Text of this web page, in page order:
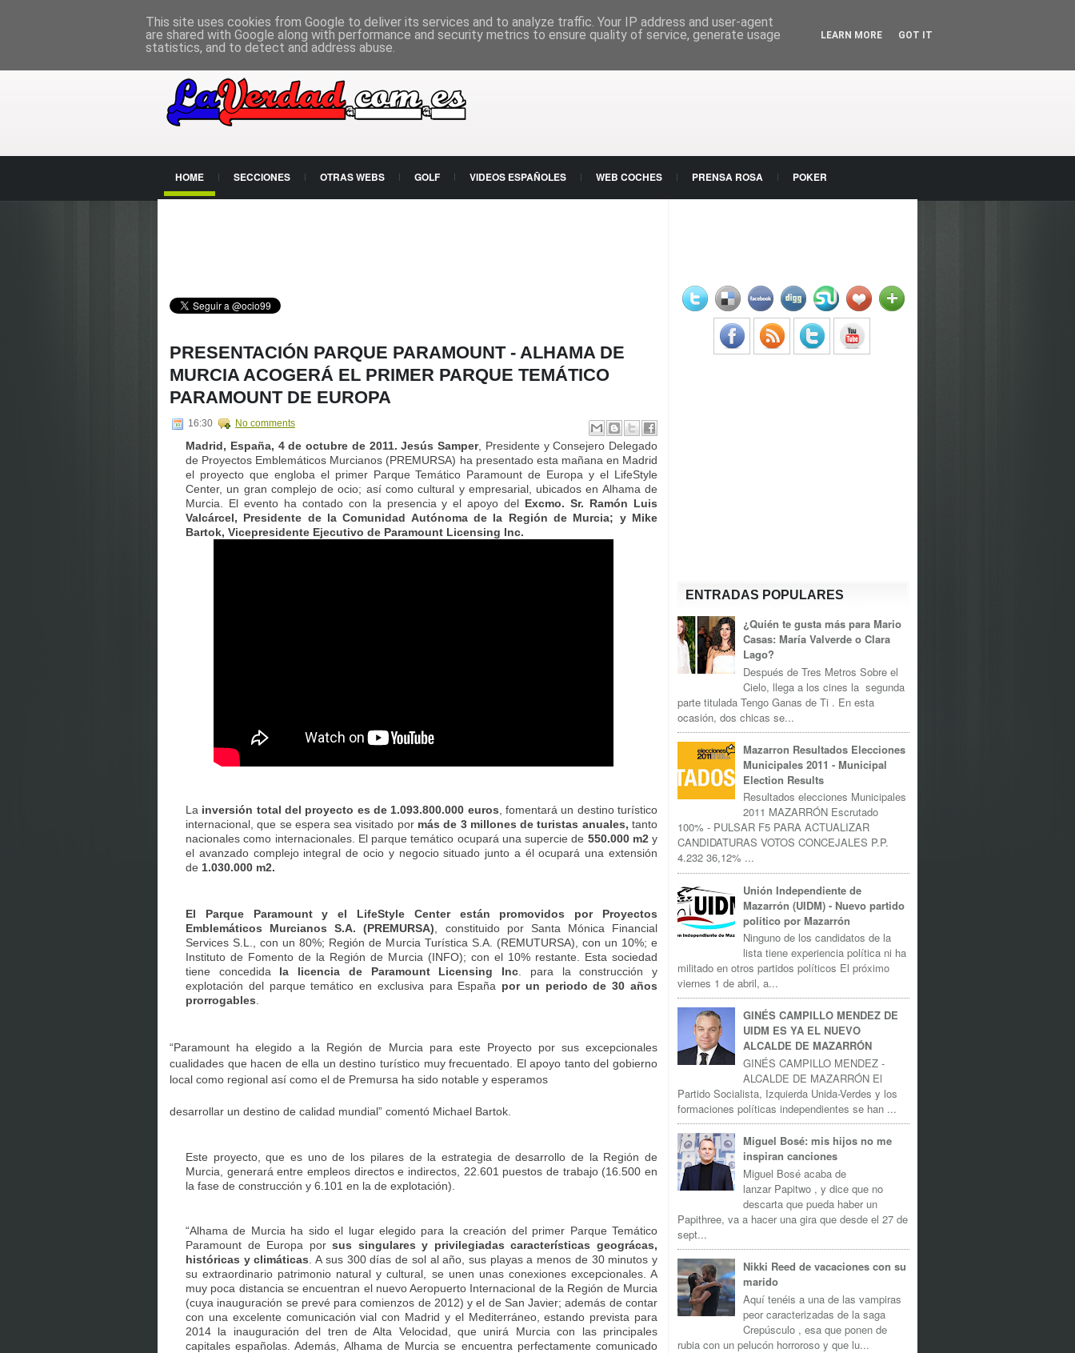
HOME SECCIONES OTRAS WEBS GOLF VIDEOS ESPAÑOLES WEB COCHES PRENSA ROSA POKER
PRESENTACIÓN PARQUE PARAMOUNT - ALHAMA DE
MURCIA ACOGERÁ EL PRIMER PARQUE TEMÁTICO
PARAMOUNT DE EUROPA
16:30 No comments
Madrid, España, 4 de octubre de 2011. Jesús Samper, Presidente y Consejero Delegado
de Proyectos Emblemáticos Murcianos (PREMURSA) ha presentado esta mañana en Madrid
el proyecto que engloba el primer Parque Temático Paramount de Europa y el LifeStyle
Center, un gran complejo de ocio; así como cultural y empresarial, ubicados en Alhama de
Murcia. El evento ha contado con la presencia y el apoyo del Excmo. Sr. Ramón Luis
Valcárcel, Presidente de la Comunidad Autónoma de la Región de Murcia; y Mike
Bartok, Vicepresidente Ejecutivo de Paramount Licensing Inc.
La inversión total del proyecto es de 1.093.800.000 euros , fomentará un destino turístico
internacional, que se espera sea visitado por más de 3 millones de turistas anuales, tanto
nacionales como internacionales. El parque temático ocupará una supercie de 550.000 m2y
el avanzado complejo integral de ocio y negocio situado junto a él ocupará una extensión
de 1.030.000 m2.
El Parque Paramount y el LifeStyle Center están promovidos por Proyectos
Emblemáticos Murcianos S.A. (PREMURSA) , constituido por Santa Mónica Financial
Services S.L., con un 80%; Región de Murcia Turística S.A. (REMUTURSA), con un 10%; e
Instituto de Fomento de la Región de Murcia (INFO); con el 10% restante. Esta sociedad
tiene concedida la licencia de Paramount Licensing Inc . para la construcción y
explotación del parque temático en exclusiva para España por un periodo de 30 años
prorrogables
“Paramount ha elegido a la Región de Murcia para este Proyecto por sus excepcionales
cualidades que hacen de ella un destino turístico muy frecuentado. El apoyo tanto del gobierno
local como regional así como el de Premursa ha sido notable y esperamos
desarrollar un destino de calidad mundial” comentó Michael Bartok.
Este proyecto, que es uno de los pilares de la estrategia de desarrollo de la Región de
Murcia, generará entre empleos directos e indirectos, 22.601 puestos de trabajo (16.500 en
la fase de construcción y 6.101 en la de explotación).
“Alhama de Murcia ha sido el lugar elegido para la creación del primer Parque Temático
Paramount de Europa porsus singulares y privilegiadas características geográcas,
históricas y climáticas . A sus 300 días de sol al año, sus playas a menos de 30 minutos y
su extraordinario patrimonio natural y cultural, se unen unas conexiones excepcionales. A
muy poca distancia se encuentran el nuevo Aeropuerto Internacional de la Región de Murcia
(cuya inauguración se prevé para comienzos de 2012) y el de San Javier; además de contar
con una excelente comunicación vial con Madrid y el Mediterráneo, estando prevista para
2014 la inauguración del tren de Alta Velocidad, que unirá Murcia con las principales
capitales españolas. Además, Alhama de Murcia se encuentra perfectamente comunicado
ENTRADAS POPULARES
¿Quién te gusta más para Mario
Casas: María Valverde o Clara
Lago?
Después de Tres Metros Sobre el
Cielo, llega a los cines la segunda
parte titulada Tengo Ganas de Ti . En esta
ocasión, dos chicas se...
Mazarron Resultados Elecciones
Municipales 2011 - Municipal
Election Results
Resultados elecciones Municipales
2011 MAZARRÓN Escrutado
100% - PULSAR F5 PARA ACTUALIZAR
CANDIDATURAS VOTOS CONCEJALES P.P.
4.232 36,12% ...
Unión Independiente de
Mazarrón (UIDM) - Nuevo partido
politico por Mazarrón
Ninguno de los candidatos de la
lista tiene experiencia política ni ha
militado en otros partidos políticos El próximo
viernes 1 de abril, a...
GINÉS CAMPILLO MENDEZ DE
UIDM ES YA EL NUEVO
ALCALDE DE MAZARRÓN
GINÉS CAMPILLO MENDEZ -
ALCALDE DE MAZARRÓN El
Partido Socialista, Izquierda Unida-Verdes y los
formaciones políticas independientes se han ...
Miguel Bosé: mis hijos no me
inspiran canciones
Miguel Bosé acaba de
lanzar Papitwo , y dice que no
descarta que pueda haber un
Papithree, va a hacer una gira que desde el 27 de
sept...
Nikki Reed de vacaciones con su
marido
Aquí tenéis a una de las vampiras
peor caracterizadas de la saga
Crepúsculo , esa que ponen de
rubia con un pelucón horroroso y que lu...
This site uses cookies from Google to deliver its services and to analyze traffic. Your IP address and user-agent
are shared with Google along with performance and security metrics to ensure quality of service, generate usage
statistics, and to detect and address abuse.
LEARN MORE GOT IT